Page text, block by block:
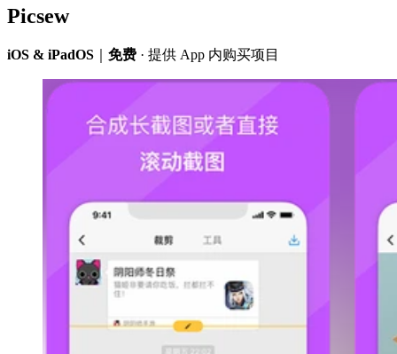
Picsew
iOS & iPadOS 免费 · 提供 App 内购买项目